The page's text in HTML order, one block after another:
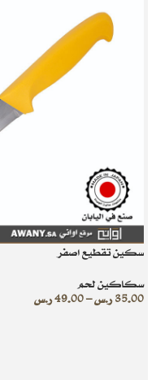
سكين تقطيع اصفر
سكاكين لحم
35.00ر.س–
49.00ر.س